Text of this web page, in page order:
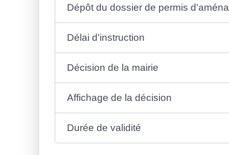
Dépôt du dossier de permis
Délai d'instruction
Décision de la mairie
Affichage de la décision
Durée de validité